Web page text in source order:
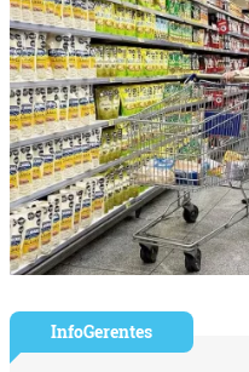
InfoGerentes